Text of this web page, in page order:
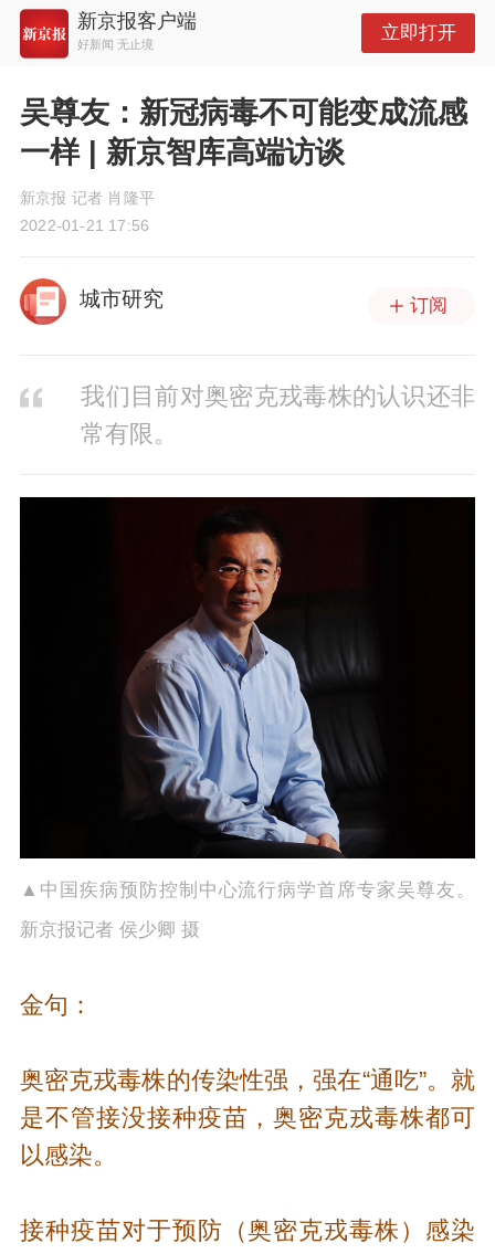
新京报客户端
好新闻 无止境
立即打开
吴尊友：新冠病毒不可能变成流感
一样 | 新京智库高端访谈
新京报 记者 肖隆平
2022-01-21 17:56
城市研究 订阅
我们目前对奥密克戎毒株的认识还非
常有限。
▲中国疾病预防控制中心流行病学首席专家吴尊友。
新京报记者 侯少卿 摄
金句：
奥密克戎毒株的传染性强，强在“通吃”。就
是不管接没接种疫苗，奥密克戎毒株都可
以感染。
接种疫苗对于预防（奥密克戎毒株）感染